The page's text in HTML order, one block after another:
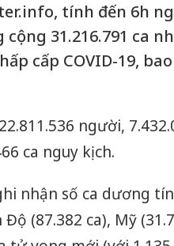
tính đến 6h
31.216.791 ca
cấp COVID-19,
người,
ca nguy kịch.
nhận số ca dương
(87.382 ca), Mỹ